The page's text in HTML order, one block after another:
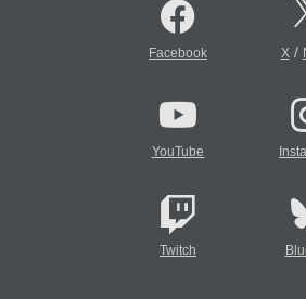
Facebook X/
YouTube
Twitch